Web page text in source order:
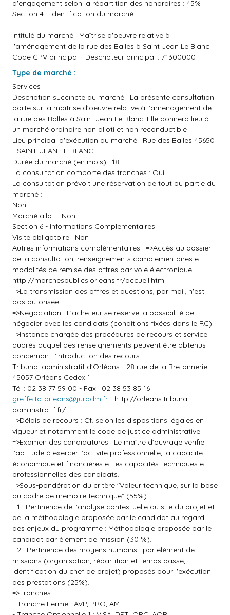
d'engagement selon la répartition des honoraires : 45%
Section 4 - Identification du marché
Intitulé du marché : Maîtrise d'oeuvre relative à
l'aménagement de la rue des Balles à Saint Jean Le Blanc
Code CPV principal - Descripteur principal : 71300000
Type de marché :
Services
Description succincte du marché : La présente consultation
porte sur la maîtrise d'oeuvre relative à l'aménagement de
la rue des Balles à Saint Jean Le Blanc. Elle donnera lieu à
un marché ordinaire non alloti et non reconductible
Lieu principal d'exécution du marché : Rue des Balles 45650
- SAINT-JEAN-LE-BLANC
Durée du marché (en mois) : 18
La consultation comporte des tranches : Oui
La consultation prévoit une réservation de tout ou partie du
marché :
Non
Marché alloti : Non
Section 6 - Informations Complementaires
Visite obligatoire : Non
Autres informations complémentaires : =>Accès au dossier
de la consultation, renseignements complémentaires et
modalités de remise des offres par voie électronique :
http://marchespublics.orleans.fr/accueil.htm
=>La transmission des offres et questions, par mail, n'est
pas autorisée.
=>Négociation : L'acheteur se réserve la possibilité de
négocier avec les candidats (conditions fixées dans le RC).
=>Instance chargée des procédures de recours et service
auprès duquel des renseignements peuvent être obtenus
concernant l'introduction des recours:
Tribunal administratif d'Orléans - 28 rue de la Bretonnerie -
45057 Orléans Cedex 1
Tél : 02 38 77 59 00 - Fax : 02 38 53 85 16
greffe.ta-orleans@juradm.fr - http://orleans.tribunal-
administratif.fr/
=>Délais de recours : Cf. selon les dispositions légales en
vigueur et notamment le code de justice administrative.
=>Examen des candidatures : Le maître d'ouvrage vérifie
l'aptitude à exercer l'activité professionnelle, la capacité
économique et financières et les capacités techniques et
professionnelles des candidats.
=>Sous-pondération du critère "Valeur technique, sur la base
du cadre de mémoire technique" (55%)
- 1 : Pertinence de l'analyse contextuelle du site du projet et
de la méthodologie proposée par le candidat au regard
des enjeux du programme : Méthodologie proposée par le
candidat par élément de mission (30 %).
- 2 : Pertinence des moyens humains : par élément de
missions (organisation, répartition et temps passé,
identification du chef de projet) proposés pour l'exécution
des prestations (25%).
=>Tranches :
- Tranche Ferme : AVP, PRO, AMT.